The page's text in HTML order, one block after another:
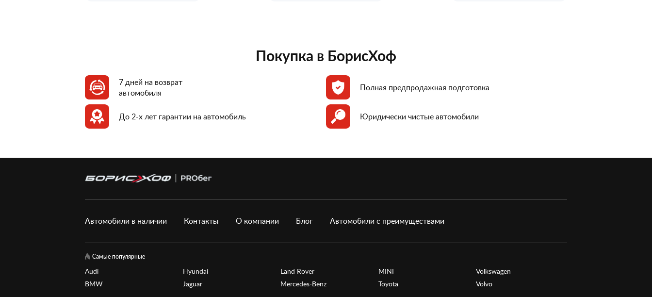
Покупка в БорисХоф
7 дней на возврат
автомобиля
Полная предпродажная подготовка
До 2-х лет гарантии на автомобиль Юридически чистые автомобили
Автомобили в наличии Контакты О компании Блог Автомобили с преимуществами
Самые популярные
Audi
BMW
Hyundai
Jaguar
Land Rover
Mercedes-Benz
MINI
Toyota
Volkswagen
Volvo